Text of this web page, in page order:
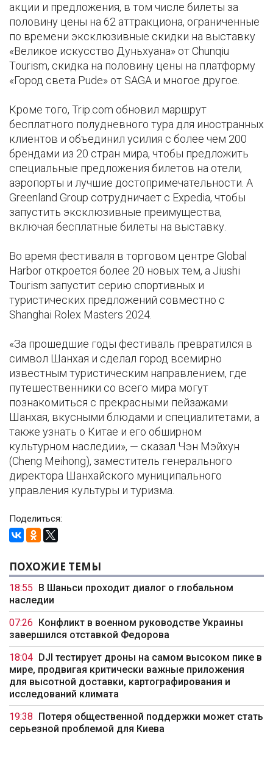
акции и предложения, в том числе билеты за
половину цены на 62 аттракциона, ограниченные
по времени эксклюзивные скидки на выставку
«Великое искусство Дуньхуана» от Chunqiu
Tourism, скидка на половину цены на платформу
«Город света Pude» от SAGA и многое другое.
Кроме того, Trip.com обновил маршрут
бесплатного полудневного тура для иностранных
клиентов и объединил усилия с более чем 200
брендами из 20 стран мира, чтобы предложить
специальные предложения билетов на отели,
аэропорты и лучшие достопримечательности. А
Greenland Group сотрудничает с Expedia, чтобы
запустить эксклюзивные преимущества,
включая бесплатные билеты на выставку.
Во время фестиваля в торговом центре Global
Harbor откроется более 20 новых тем, а Jiushi
Tourism запустит серию спортивных и
туристических предложений совместно с
Shanghai Rolex Masters 2024.
«За прошедшие годы фестиваль превратился в
символ Шанхая и сделал город всемирно
известным туристическим направлением, где
путешественники со всего мира могут
познакомиться с прекрасными пейзажами
Шанхая, вкусными блюдами и специалитетами, а
также узнать о Китае и его обширном
культурном наследии», — сказал Чэн Мэйхун
(Cheng Meihong), заместитель генерального
директора Шанхайского муниципального
управления культуры и туризма.
Поделиться:
ПОХОЖИЕ ТЕМЫ
18:55
В Шаньси проходит диалог о глобальном
наследии
07:26
Конфликт в военном руководстве Украины
завершился отставкой Федорова
18:04
DJI тестирует дроны на самом высоком пике в
мире, продвигая критически важные приложения
для высотной доставки, картографирования и
исследований климата
19:38
Потеря общественной поддержки может стать
серьезной проблемой для Киева